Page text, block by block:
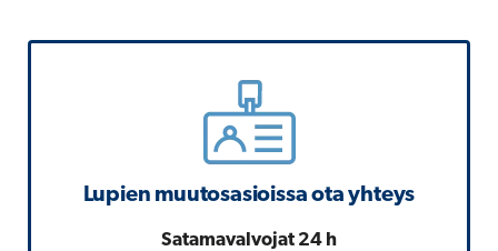
Lupien muutosasioissa ota yhteys
Satamavalvojat 24 h